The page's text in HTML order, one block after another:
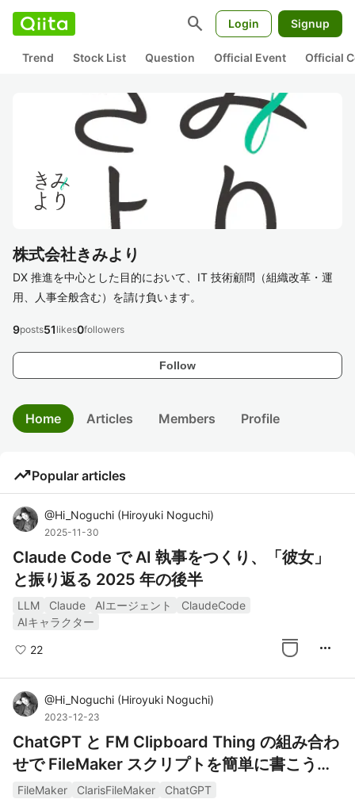
search Login Signup
Trend Stock List Question Official Event Official
株式会社きみより
DX 推進を中心とした目的において、IT 技術顧問（組織改革・運
用、人事全般含む）を請け負います。
Follow
9posts51 likes0followers
Home Articles Members Profile
trending_upPopular articles
@Hi_Noguchi (Hiroyuki Noguchi)
2025-11-30
Claude Code で AI 執事をつくり、「彼女」
と振り返る 2025 年の後半
LLM Claude AIエージェント
ClaudeCode
AIキャラクター
22 more_horiz
@Hi_Noguchi (Hiroyuki Noguchi)
2023-12-23
ChatGPT と FM Clipboard Thing の組み合わ
せで FileMaker スクリプトを簡単に書こうと
してみる
FileMaker ClarisFileMaker ChatGPT